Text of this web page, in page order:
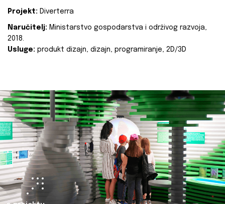
Projekt: Diverterra
Naručitelj: Ministarstvo gospodarstva i održivog razvoja,
2018.
Usluge: produkt dizajn, dizajn, programiranje, 2D/3D